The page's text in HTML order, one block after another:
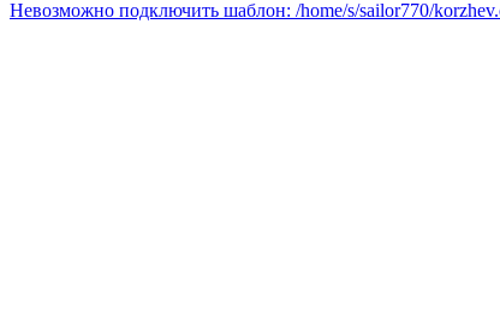
Невозможно подключить шаблон: /home/s/sailor770/